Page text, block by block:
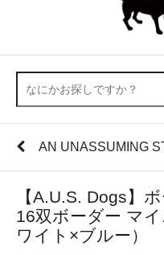
AN UNASSUMING
【A.U.S. Dogs】
16双ボーダー マ
ワイト×ブルー）